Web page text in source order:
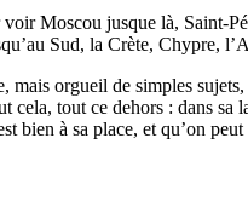
Moscou jusque là, Saint-
Sud, la Crète, Chypre,
orgueil de simples
cela, tout ce dehors : dans
bien à sa place, et qu’on